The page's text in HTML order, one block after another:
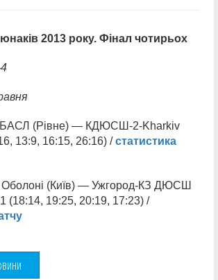
2013 року. Фінал чотирьох
(Рівне) — КДЮСШ-2-Kharkiv
13:9, 16:15, 26:16) /статистика
(Київ) — Ужгород-КЗ ДЮСШ
(18:14, 19:25, 20:19, 17:23) /